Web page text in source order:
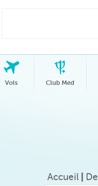
Vols Club Med
Accueil